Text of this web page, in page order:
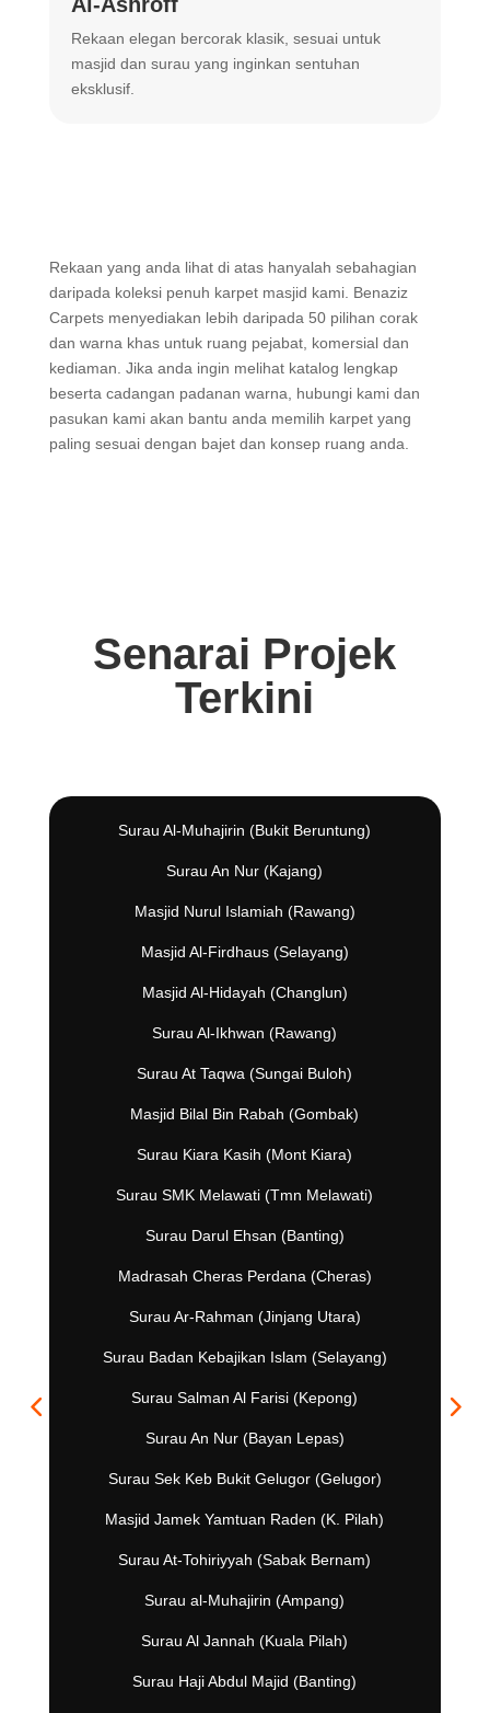
Rekaan elegan bercorak klasik, sesuai untuk
masjid dan surau yang inginkan sentuhan
eksklusif.
Rekaan yang anda lihat di atas hanyalah sebahagian
daripada koleksi penuh karpet masjid kami. Benaziz
Carpets menyediakan lebih daripada 50 pilihan corak
dan warna khas untuk ruang pejabat, komersial dan
kediaman. Jika anda ingin melihat katalog lengkap
beserta cadangan padanan warna, hubungi kami dan
pasukan kami akan bantu anda memilih karpet yang
paling sesuai dengan bajet dan konsep ruang anda.
Senarai Projek
Terkini
Surau Al-Muhajirin (Bukit Beruntung)
Surau An Nur (Kajang)
Masjid Nurul Islamiah (Rawang)
Masjid Al-Firdhaus (Selayang)
Masjid Al-Hidayah (Changlun)
Surau Al-Ikhwan (Rawang)
Surau At Taqwa (Sungai Buloh)
Masjid Bilal Bin Rabah (Gombak)
Surau Kiara Kasih (Mont Kiara)
Surau SMK Melawati (Tmn Melawati)
Surau Darul Ehsan (Banting)
Madrasah Cheras Perdana (Cheras)
Surau Ar-Rahman (Jinjang Utara)
Surau Badan Kebajikan Islam (Selayang)
Surau Salman Al Farisi (Kepong)
Surau An Nur (Bayan Lepas)
Surau Sek Keb Bukit Gelugor (Gelugor)
Masjid Jamek Yamtuan Raden (K. Pilah)
Surau At-Tohiriyyah (Sabak Bernam)
Surau al-Muhajirin (Ampang)
Surau Al Jannah (Kuala Pilah)
Surau Haji Abdul Majid (Banting)